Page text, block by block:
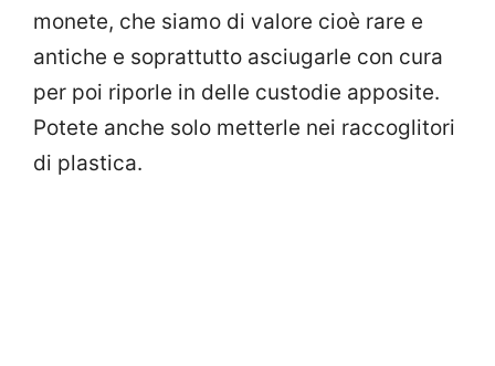
monete, che siamo di valore cioè rare e
antiche e soprattutto asciugarle con cura
per poi riporle in delle custodie apposite.
Potete anche solo metterle nei raccoglitori
di plastica.